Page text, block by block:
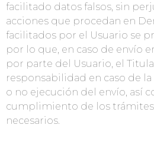
facilitado datos falsos, sin
acciones que procedan en
facilitados por el Usuario se
por lo que, en caso de envío
por parte del Usuario, el
responsabilidad en caso de
o no ejecución del envío, así
cumplimiento de los
necesarios.